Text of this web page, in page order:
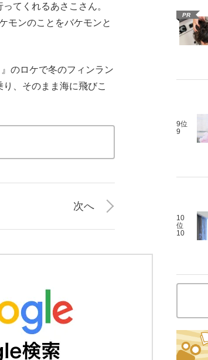
てくれるあさこさん。
モンのことをバケモンと
のロケで冬のフィンラン
、そのまま海に飛びこ
次へ
PR
9位
9
10
位
10